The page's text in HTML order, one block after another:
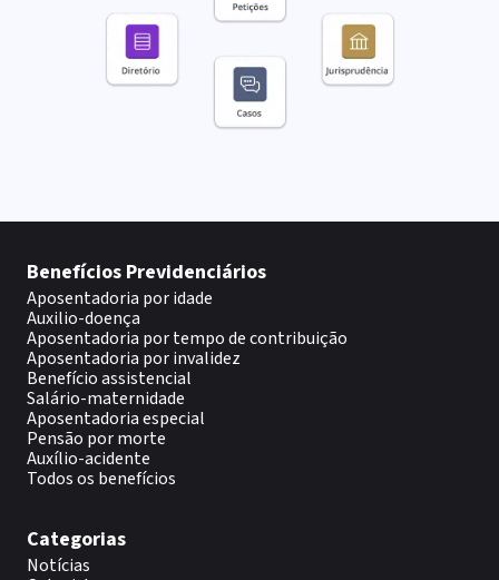
Benefícios Previdenciários
Aposentadoria por idade
Auxilio-doença
Aposentadoria por tempo de contribuição
Aposentadoria por invalidez
Benefício assistencial
Salário-maternidade
Aposentadoria especial
Pensão por morte
Auxílio-acidente
Todos os benefícios
Categorias
Notícias